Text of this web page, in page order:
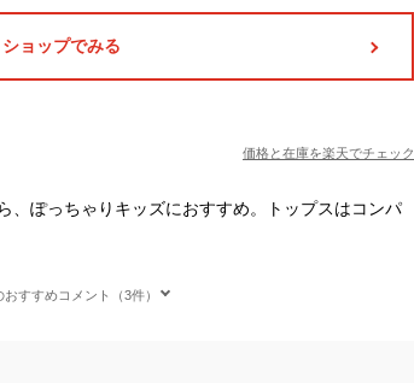
ショップでみる
価格と在庫を楽天でチェック
、ぽっちゃりキッズにおすすめ。トップスはコンパ
おすすめコメント（3件）